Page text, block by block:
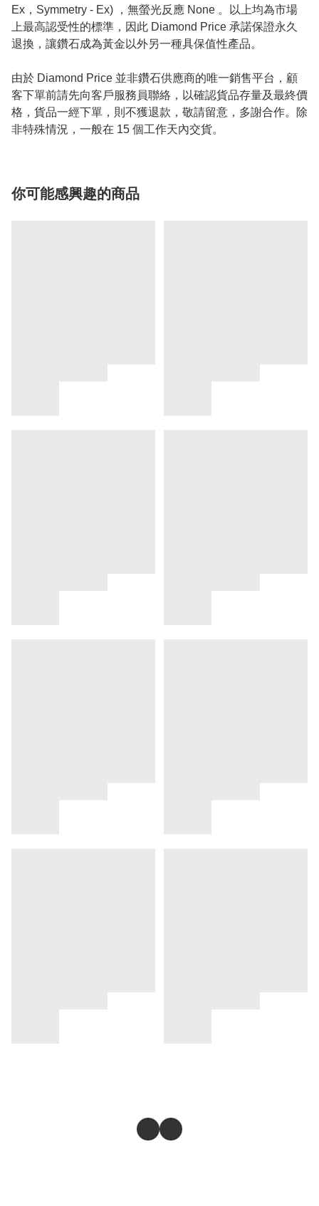
Ex，Symmetry - Ex) ，無螢光反應 None 。以上均為市場
上最高認受性的標準，因此 Diamond Price 承諾保證永久
退換，讓鑽石成為黃金以外另一種具保值性產品。
由於 Diamond Price 並非鑽石供應商的唯一銷售平台，顧
客下單前請先向客戶服務員聯絡，以確認貨品存量及最終價
格，貨品一經下單，則不獲退款，敬請留意，多謝合作。除
非特殊情況，一般在 15 個工作天內交貨。
你可能感興趣的商品